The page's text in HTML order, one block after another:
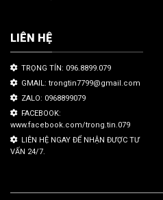
LIÊN HỆ
TRỌNG TÍN: 096.8899.079
GMAIL: trongtin7799@gmail.com
ZALO: 0968899079
FACEBOOK:
www.facebook.com/trong.tin.079
LIÊN HỆ NGAY ĐỂ NHẬN ĐƯỢC TƯ
VẤN 24/7.